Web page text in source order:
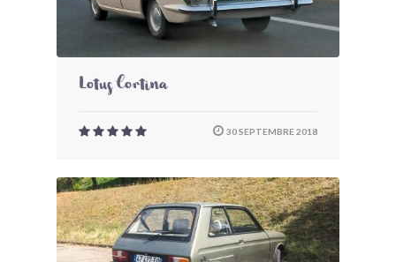
Lotus Cortina
30 SEPTEMBRE 2018